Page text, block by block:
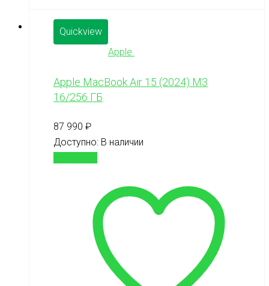
Quickview
Apple
Apple MacBook Air 15 (2024) М3
16/256 ГБ
87 990 ₽
Доступно: В наличии